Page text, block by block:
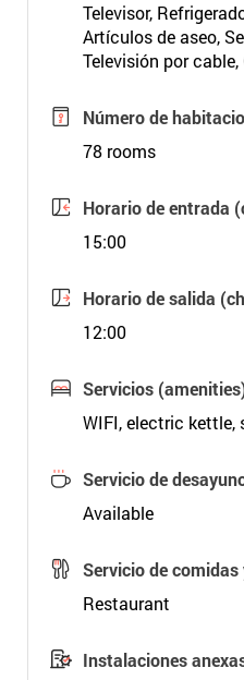
Televisor,
Artículos de aseo,
Televisión por
Número de
78 rooms
Horario de entrada
15:00
Horario de salida
12:00
Servicios
WIFI, electric kettle,
Servicio de
Available
Servicio de comidas
Restaurant
Instalaciones